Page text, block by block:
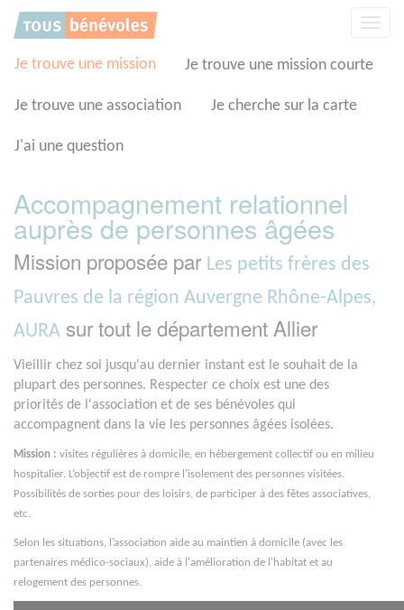
Je trouve une mission Je trouve une mission courte
Je trouve une association Je cherche sur la carte
J'ai une question
Accompagnement relationnel
auprès de personnes âgées
Mission proposée par Les petits frères des
Pauvres de la région Auvergne Rhône-Alpes,
AURA sur tout le département Allier
Vieillir chez soi jusqu'au dernier instant est le souhait de la
plupart des personnes. Respecter ce choix est une des
priorités de l'association et de ses bénévoles qui
accompagnent dans la vie les personnes âgées isolées.
Mission : visites régulières à domicile, en hébergement collectif ou en milieu
hospitalier. L’objectif est de rompre l'isolement des personnes visitées.
Possibilités de sorties pour des loisirs, de participer à des fêtes associatives,
etc.
Selon les situations, l’association aide au maintien à domicile (avec les
partenaires médico-sociaux), aide à l'amélioration de l'habitat et au
relogement des personnes.
Panneau de gestion des cookies